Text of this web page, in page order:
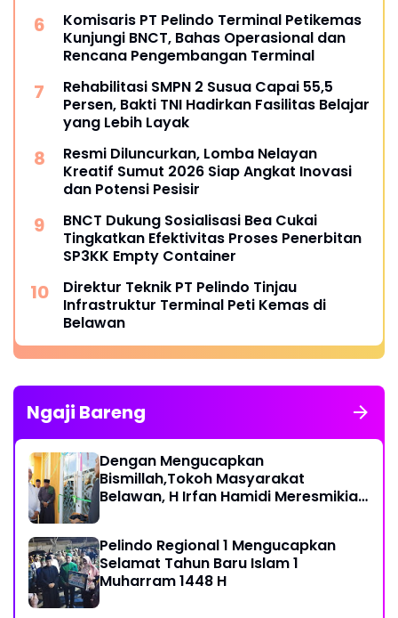
Komisaris PT Pelindo Terminal Petikemas
Kunjungi BNCT, Bahas Operasional dan
Rencana Pengembangan Terminal
Rehabilitasi SMPN 2 Susua Capai 55,5
Persen, Bakti TNI Hadirkan Fasilitas Belajar
yang Lebih Layak
Resmi Diluncurkan, Lomba Nelayan
Kreatif Sumut 2026 Siap Angkat Inovasi
dan Potensi Pesisir
BNCT Dukung Sosialisasi Bea Cukai
Tingkatkan Efektivitas Proses Penerbitan
SP3KK Empty Container
Direktur Teknik PT Pelindo Tinjau
Infrastruktur Terminal Peti Kemas di
Belawan
Ngaji Bareng
Dengan Mengucapkan
Bismillah,Tokoh Masyarakat
Belawan, H Irfan Hamidi Meresmikian
Pelindo Regional 1 Mengucapkan
Selamat Tahun Baru Islam 1
Muharram 1448 H